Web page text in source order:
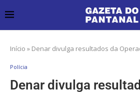
Início » Denar divulga resultados da
Polícia
Denar divulga